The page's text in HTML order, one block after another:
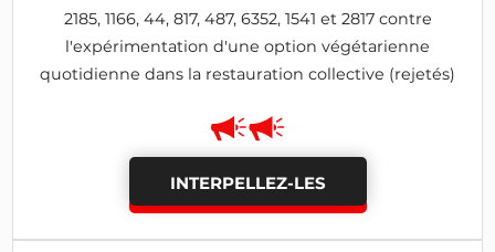
2185, 1166, 44, 817, 487, 6352, 1541 et 2817 contre
l'expérimentation d'une option végétarienne
quotidienne dans la restauration collective (rejetés)
INTERPELLEZ-LES